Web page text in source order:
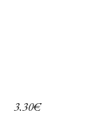
3,30€